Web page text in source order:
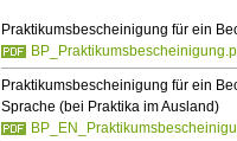
Praktikumsbescheinigung für ein
Praktikumsbescheinigung für ein
Sprache (bei Praktika im Ausland)